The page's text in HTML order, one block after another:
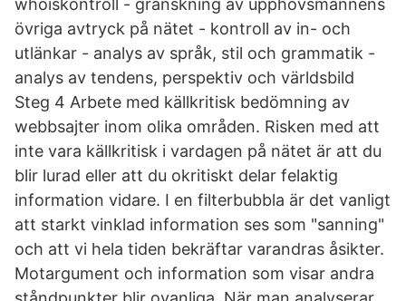
whoiskontroll - granskning av upphovsmannens
övriga avtryck på nätet - kontroll av in- och
utlänkar - analys av språk, stil och grammatik -
analys av tendens, perspektiv och världsbild
Steg 4 Arbete med källkritisk bedömning av
webbsajter inom olika områden. Risken med att
inte vara källkritisk i vardagen på nätet är att du
blir lurad eller att du okritiskt delar felaktig
information vidare. I en filterbubbla är det vanligt
att starkt vinklad information ses som "sanning"
och att vi hela tiden bekräftar varandras åsikter.
Motargument och information som visar andra